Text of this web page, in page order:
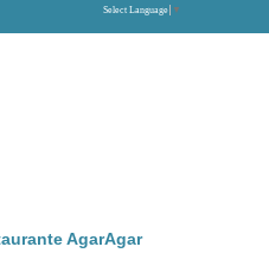
Select Language ▼
AgarAgar